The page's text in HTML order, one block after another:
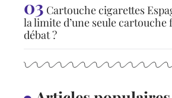
Cartouche cigarettes
la limite d’une seule cartouche
débat ?